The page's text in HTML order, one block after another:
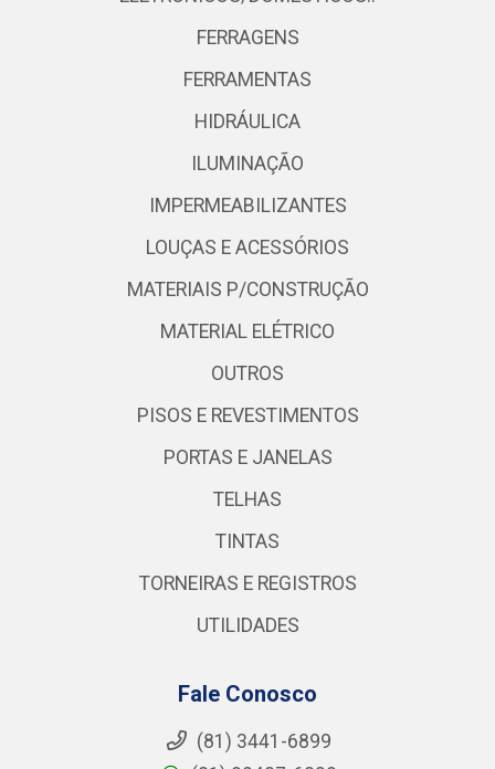
FERRAGENS
FERRAMENTAS
HIDRÁULICA
ILUMINAÇÃO
IMPERMEABILIZANTES
LOUÇAS E ACESSÓRIOS
MATERIAIS P/CONSTRUÇÃO
MATERIAL ELÉTRICO
OUTROS
PISOS E REVESTIMENTOS
PORTAS E JANELAS
TELHAS
TINTAS
TORNEIRAS E REGISTROS
UTILIDADES
Fale Conosco
(81) 3441-6899